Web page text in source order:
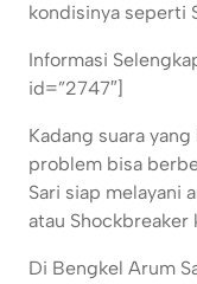
kondisinya seperti
Informasi
id=”2747″]
Kadang suara
problem bisa
Sari siap melayani
atau Shockbreaker
Di Bengkel Arum